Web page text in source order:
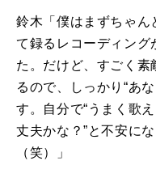
鈴木「僕はまずちゃん
て録るレコーディング
た。だけど、すごく素
るので、しっかり“あ
す。自分で“うまく歌
丈夫かな？”と不安に
（笑）」